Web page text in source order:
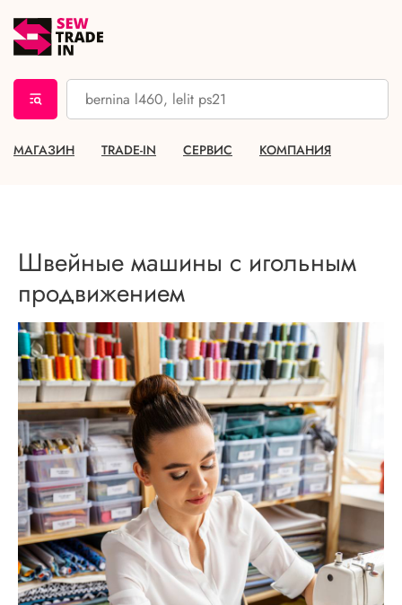
МАГАЗИН TRADE-IN СЕРВИС КОМПАНИЯ
Швейные машины с игольным
продвижением